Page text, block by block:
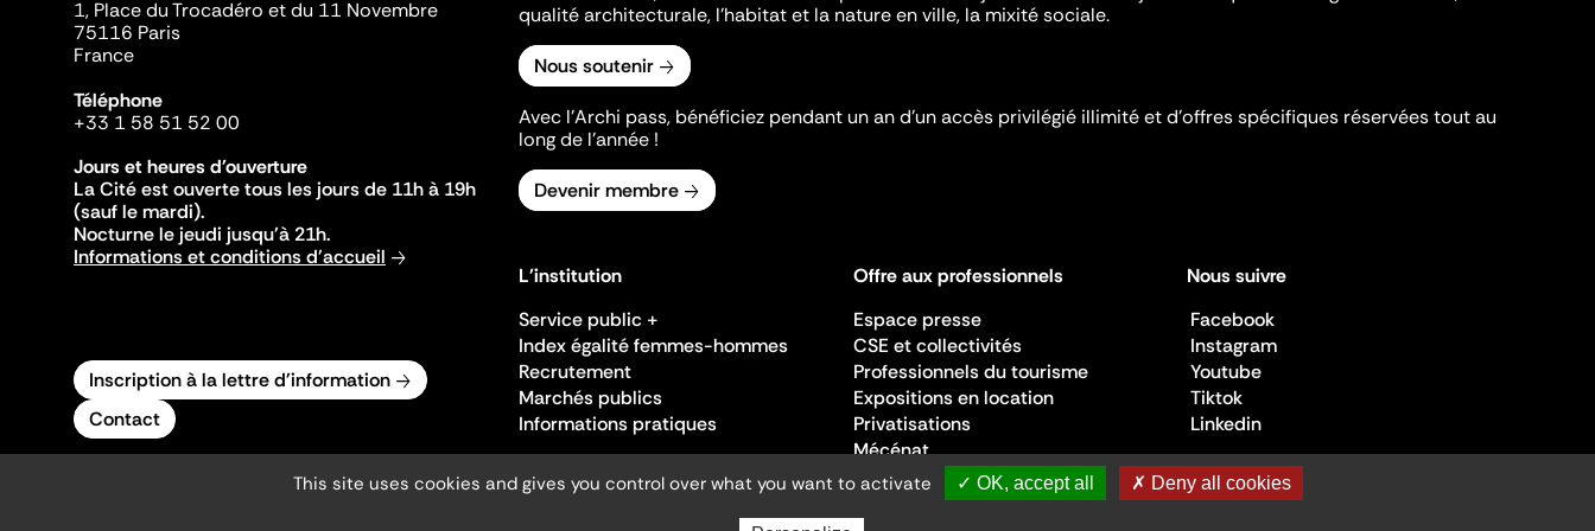
1, Place du Trocadéro et du 11 Novembre
75116 Paris
France
Téléphone
+33 1 58 51 52 00
Jours et heures d'ouverture
La Cité est ouverte tous les jours de 11h à 19h
(sauf le mardi).
Nocturne le jeudi jusqu'à 21h.
Informations et conditions d'accueil
Inscription à la lettre d'information
Contact
qualité architecturale, l'habitat et la nature en ville, la mixité sociale.
Nous soutenir
Avec l’Archi pass, bénéficiez pendant un an d’un accès privilégié illimité et d’offres spécifiques réservées tout au
long de l’année !
Devenir membre
L'institution
Service public +
Index égalité femmes-hommes
Recrutement
Marchés publics
Informations pratiques
Offre aux professionnels
Espace presse
CSE et collectivités
Professionnels du tourisme
Expositions en location
Privatisations
Mécénat
Nous suivre
Facebook
Instagram
Youtube
Tiktok
Linkedin
This site uses cookies and gives you control over what you want to activate ✓ OK, accept all ✗ Deny all cookies